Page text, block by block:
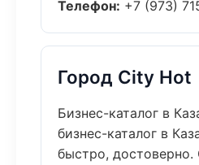
Телефон: +7 (973)
Город City Hot
Бизнес-каталог в
бизнес-каталог в
быстро, достоверно.